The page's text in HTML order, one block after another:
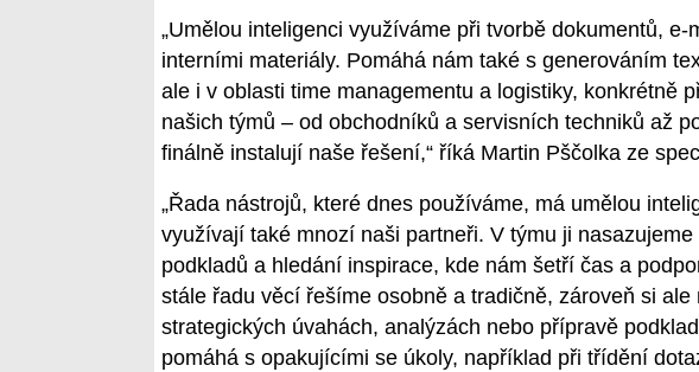
„Umělou inteligenci využíváme při tvorbě dokumentů,
interními materiály. Pomáhá nám také s generováním
ale i v oblasti time managementu a logistiky, konkrétně
našich týmů – od obchodníků a servisních techniků až
finálně instalují naše řešení,“ říká Martin Pščolka ze
„Řada nástrojů, které dnes používáme, má umělou
využívají také mnozí naši partneři. V týmu ji
podkladů a hledání inspirace, kde nám šetří čas a
stále řadu věcí řešíme osobně a tradičně, zároveň si
strategických úvahách, analýzách nebo přípravě
pomáhá s opakujícími se úkoly, například při třídění